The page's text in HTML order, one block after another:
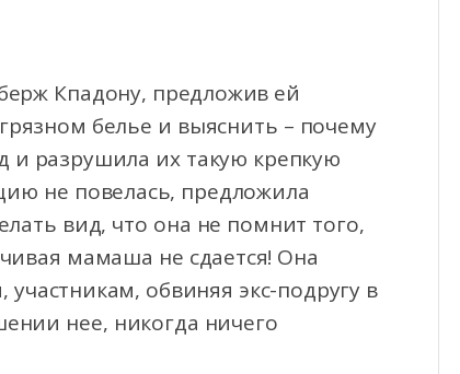
Кпадону, предложив ей
белье и выяснить – почему
и разрушила их такую крепкую
не повелась, предложила
вид, что она не помнит того,
мамаша не сдается! Она
обвиняя экс-подругу в
нее, никогда ничего